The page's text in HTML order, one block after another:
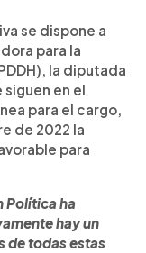
se dispone a
para la
la diputada
en el
para el cargo,
de 2022 la
para
Política ha
hay un
de todas estas